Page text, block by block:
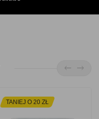
TANIEJ O 20 ZŁ